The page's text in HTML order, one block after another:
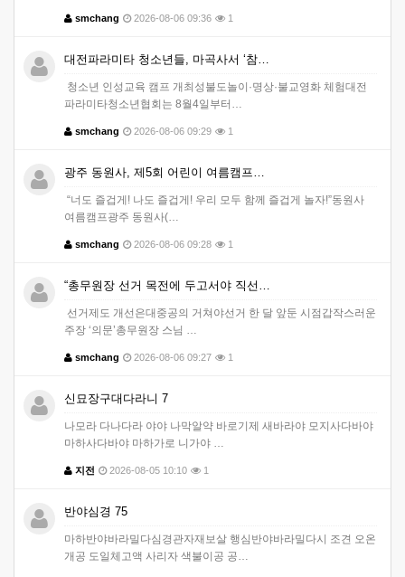
smchang 2026-08-06 09:36 1
대전파라미타 청소년들, 마곡사서 ‘참…
청소년 인성교육 캠프 개최성불도놀이·명상·불교영화 체험대전
파라미타청소년협회는 8월4일부터…
smchang 2026-08-06 09:29 1
광주 동원사, 제5회 어린이 여름캠프…
“너도 즐겁게! 나도 즐겁게! 우리 모두 함께 즐겁게 놀자!”동원사
여름캠프광주 동원사(…
smchang 2026-08-06 09:28 1
“총무원장 선거 목전에 두고서야 직선…
선거제도 개선은대중공의 거쳐야선거 한 달 앞둔 시점갑작스러운
주장 ‘의문’총무원장 스님 …
smchang 2026-08-06 09:27 1
신묘장구대다라니 7
나모라 다나다라 야야 나막알약 바로기제 새바라야 모지사다바야
마하사다바야 마하가로 니가야 …
지전 2026-08-05 10:10 1
반야심경 75
마하반야바라밀다심경관자재보살 행심반야바라밀다시 조견 오온
개공 도일체고액 사리자 색불이공 공…